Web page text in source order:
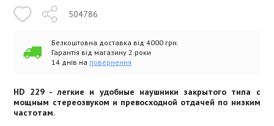
504786
Безкоштовна доставка від 4000 грн.
Гарантія від магазину 2 роки
14 днів на повернення
HD 229 - легкие и удобные наушники закрытого типа с
мощным стереозвуком и превосходной отдачей по низким
частотам.